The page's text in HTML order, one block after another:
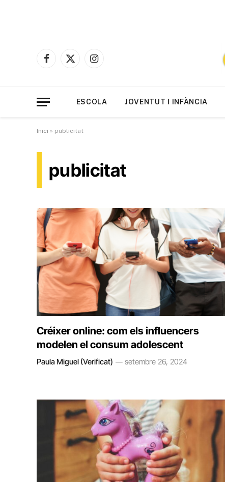
Facebook
X
Instagram
ESCOLA JOVENTUT I INFÀNCIA
Inici » publicitat
publicitat
Créixer online: com els influencers
modelen el consum adolescent
Paula Miguel (Verificat) setembre 26, 2024